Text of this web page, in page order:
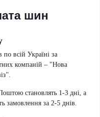
шин
всій Україні за
компаній – "Нова
становлять 1-3 дні, а
замовлення за 2-5 днів.